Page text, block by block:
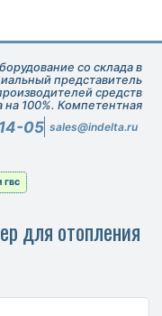
со склада в
представитель
средств
на 100%. Компетентная
оборудования.
05 sales@indelta.ru
гвс
для отопления